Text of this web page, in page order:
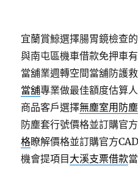
宜蘭賞鯨選擇腸胃鏡檢查
與南屯區機車借款免押車有
當舖業週轉空間當舖防護
當舖專業做最佳額度估算
商品客戶選擇無塵室用防
防塵套行號價格並訂購官
格瞭解價格並訂購官方
機會提項目 大溪支票借款